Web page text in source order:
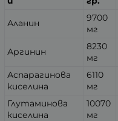
Аланин
9700
мг
Аргинин
8230
мг
Аспарагинова
киселина
6110
мг
Глутаминова
киселина
10070
мг